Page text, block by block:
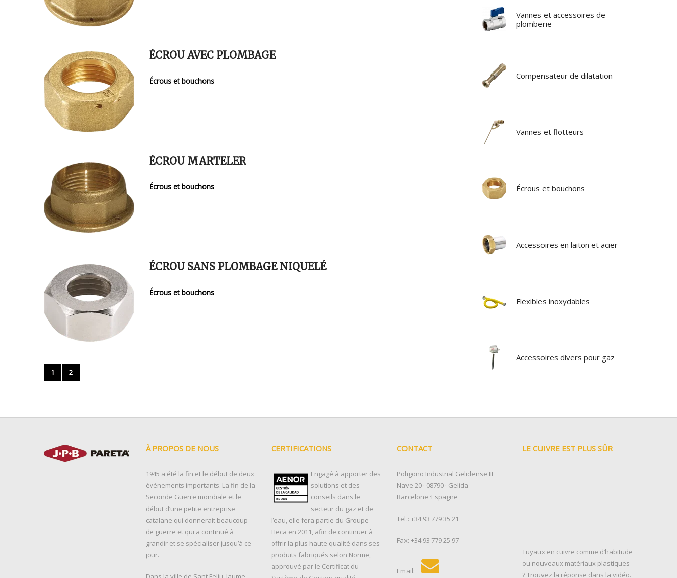
ÉCROU AVEC PLOMBAGE
Écrous et bouchons
ÉCROU MARTELER
Écrous et bouchons
ÉCROU SANS PLOMBAGE NIQUELÉ
Écrous et bouchons
1 2
Vannes et accessoires de
plomberie
Compensateur de dilatation
Vannes et flotteurs
Écrous et bouchons
Accessoires en laiton et acier
Flexibles inoxydables
Accessoires divers pour gaz
À PROPOS DE NOUS
1945 a été la fin et le début de deux
événements importants. La fin de la
Seconde Guerre mondiale et le
début d’une petite entreprise
catalane qui donnerait beaucoup
de guerre et qui a continué à
grandir et se spécialiser jusqu’à ce
jour.
CERTIFICATIONS
Engagé à apporter des
solutions et des
conseils dans le
secteur du gaz et de
l’eau, elle fera partie du Groupe
Heca en 2011, afin de continuer à
offrir la plus haute qualité dans ses
produits fabriqués selon Norme,
approuvé par le Certificat du
CONTACT
Poligono Industrial Gelidense III
Nave 20 · 08790 · Gelida
Barcelone ·Espagne
Tel.: +34 93 779 35 21
Fax: +34 93 779 25 97
Email:
LE CUIVRE EST PLUS SÛR
Tuyaux en cuivre comme d’habitude
ou nouveaux matériaux plastiques
? Trouvez la réponse dans la vidéo.